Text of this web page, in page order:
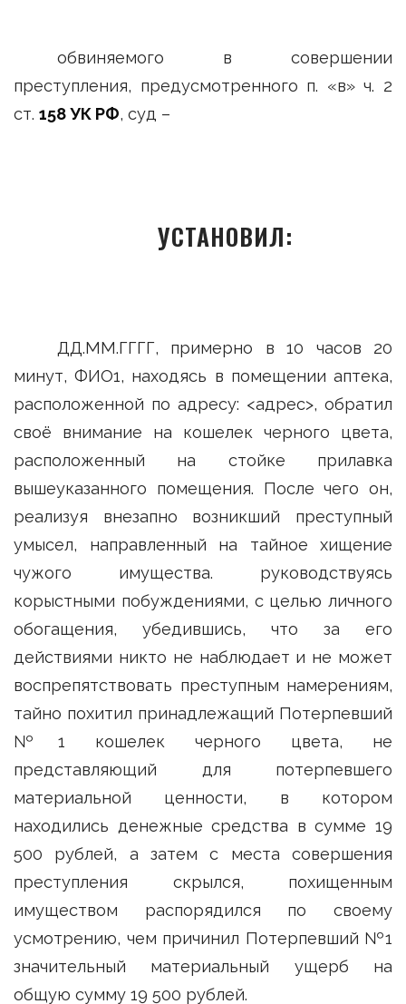
обвиняемого в совершении
преступления, предусмотренного п. «в» ч. 2
ст. 158 УК РФ, суд –
УСТАНОВИЛ:
ДД.ММ.ГГГГ, примерно в 10 часов 20
минут, ФИО1, находясь в помещении аптека,
расположенной по адресу: <адрес>, обратил
своё внимание на кошелек черного цвета,
расположенный на стойке прилавка
вышеуказанного помещения. После чего он,
реализуя внезапно возникший преступный
умысел, направленный на тайное хищение
чужого имущества. руководствуясь
корыстными побуждениями, с целью личного
обогащения, убедившись, что за его
действиями никто не наблюдает и не может
воспрепятствовать преступным намерениям,
тайно похитил принадлежащий Потерпевший
№1 кошелек черного цвета, не
представляющий для потерпевшего
материальной ценности, в котором
находились денежные средства в сумме 19
500 рублей, а затем с места совершения
преступления скрылся, похищенным
имуществом распорядился по своему
усмотрению, чем причинил Потерпевший №1
значительный материальный ущерб на
общую сумму 19 500 рублей.